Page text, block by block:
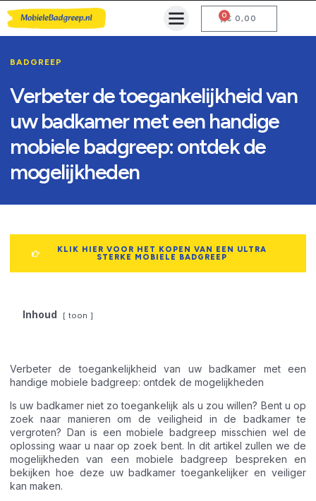
€ 0,00
0
BADGREEP
Verbeter de toegankelijkheid van
uw badkamer met een handige
mobiele badgreep: ontdek de
mogelijkheden
KLIK HIER VOOR HET KOPEN VAN EEN ULTRA
STERKE MOBIELE BADGREEP
Inhoud toon
Verbeter de toegankelijkheid van uw badkamer met een
handige mobiele badgreep: ontdek de mogelijkheden
Is uw badkamer niet zo toegankelijk als u zou willen? Bent u op
zoek naar manieren om de veiligheid in de badkamer te
vergroten? Dan is een mobiele badgreep misschien wel de
oplossing waar u naar op zoek bent. In dit artikel zullen we de
mogelijkheden van een mobiele badgreep bespreken en
bekijken hoe deze uw badkamer toegankelijker en veiliger
kan maken.